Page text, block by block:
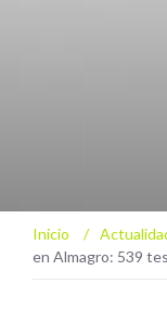
Inicio /
en Almagro: 539